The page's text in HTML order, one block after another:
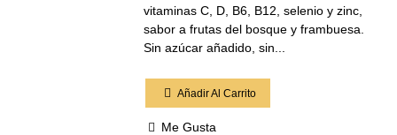
vitaminas C, D, B6, B12, selenio y zinc,
sabor a frutas del bosque y frambuesa.
Sin azúcar añadido, sin...
Añadir Al Carrito
Me Gusta